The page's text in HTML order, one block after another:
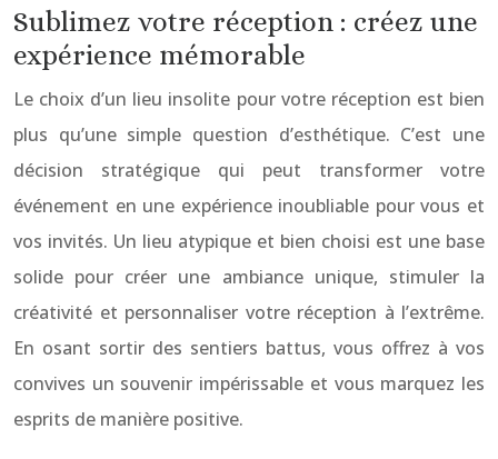
Sublimez votre réception : créez une
expérience mémorable
Le choix d’un lieu insolite pour votre réception est bien
plus qu’une simple question d’esthétique. C’est une
décision stratégique qui peut transformer votre
événement en une expérience inoubliable pour vous et
vos invités. Un lieu atypique et bien choisi est une base
solide pour créer une ambiance unique, stimuler la
créativité et personnaliser votre réception à l’extrême.
En osant sortir des sentiers battus, vous offrez à vos
convives un souvenir impérissable et vous marquez les
esprits de manière positive.